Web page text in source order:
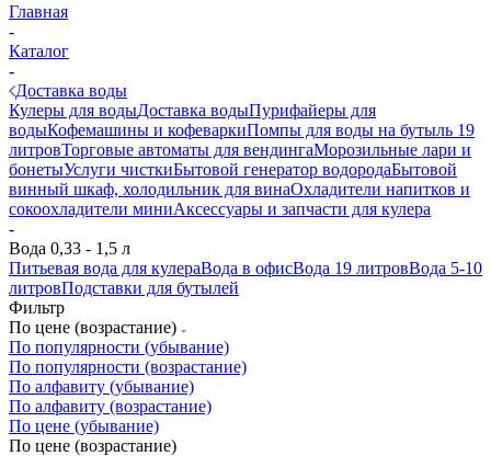
Главная
-
Каталог
-
Доставка воды
Кулеры для водыДоставка водыПурифайеры для
водыКофемашины и кофеваркиПомпы для воды на бутыль 19
литровТорговые автоматы для вендингаМорозильные лари и
бонетыУслуги чисткиБытовой генератор водородаБытовой
винный шкаф, холодильник для винаОхладители напитков и
сокоохладители миниАксессуары и запчасти для кулера
-
Вода 0,33 - 1,5 л
Питьевая вода для кулераВода в офисВода 19 литровВода 5-10
литровПодставки для бутылей
Фильтр
По цене (возрастание)
По популярности (убывание)
По популярности (возрастание)
По алфавиту (убывание)
По алфавиту (возрастание)
По цене (убывание)
По цене (возрастание)